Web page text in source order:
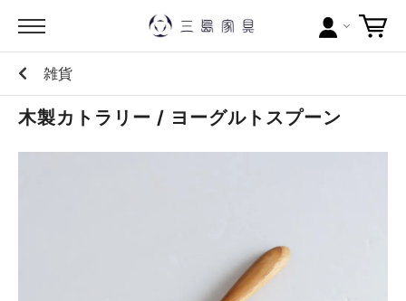
カテゴリー
ブランドから探す
雑貨
木製カトラリー / ヨーグルトスプーン